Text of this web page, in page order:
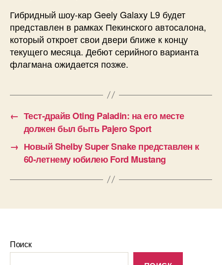
Гибридный шоу-кар Geely Galaxy L9 будет
представлен в рамках Пекинского автосалона,
который откроет свои двери ближе к концу
текущего месяца. Дебют серийного варианта
флагмана ожидается позже.
← Тест-драйв Oting Paladin: на его месте
должен был быть Pajero Sport
→ Новый Shelby Super Snake представлен к
60-летнему юбилею Ford Mustang
Поиск